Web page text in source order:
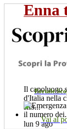
Enna
città
poco
da...
Il capoluogo
d'Italia nella
sito...
lun 9 ago
Portale
Vai al